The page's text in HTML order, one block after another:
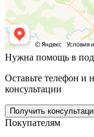
Нужна помощь в
Оставьте телефон и
консультации
Получить
Покупателям